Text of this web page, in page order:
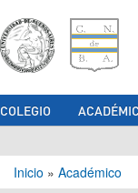
COLEGIO
Se
Inicio » Académico